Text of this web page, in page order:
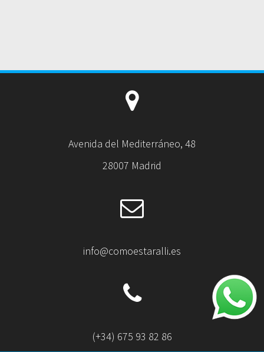
Avenida del Mediterráneo, 48
28007 Madrid
info@comoestaralli.es
(+34) 675 93 82 86